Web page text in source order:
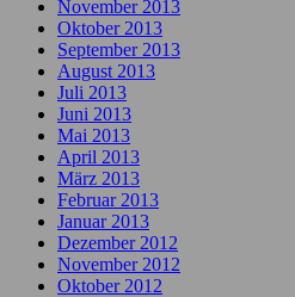
November 2013
Oktober 2013
September 2013
August 2013
Juli 2013
Juni 2013
Mai 2013
April 2013
März 2013
Februar 2013
Januar 2013
Dezember 2012
November 2012
Oktober 2012